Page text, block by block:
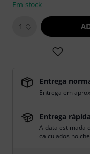
Em stock
1
Entrega
Entrega em
Entrega
A data estimada
calculados no